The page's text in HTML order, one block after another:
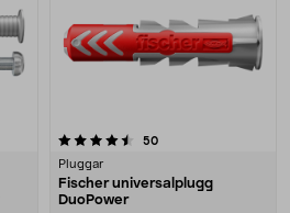
50recensioner
Pluggar
Fischer universalplugg
DuoPower